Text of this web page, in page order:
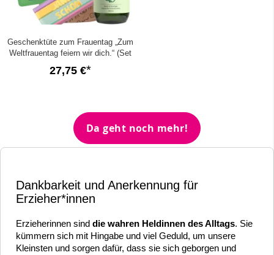
Geschenktüte zum Frauentag „Zum
Weltfrauentag feiern wir dich.“ (Set
27,75 €
Da geht noch mehr!
Dankbarkeit und Anerkennung für
Erzieher*innen
Erzieherinnen sind die wahren Heldinnen des Alltags. Sie
kümmern sich mit Hingabe und viel Geduld, um unsere
Kleinsten und sorgen dafür, dass sie sich geborgen und